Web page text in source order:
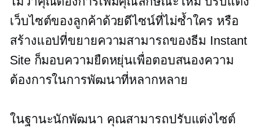
เว็บไซต์ของลูกค้าด้วยดีไซน์ที่ไม่ซ้ำใคร หรือ
สร้างแอปที่ขยายความสามารถของธีม Instant
Site ก็มอบความยืดหยุ่นเพื่อตอบสนองความ
ต้องการในการพัฒนาที่หลากหลาย
ในฐานะนักพัฒนา คุณสามารถปรับแต่งไซต์